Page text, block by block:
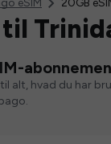
eSIM 20GB
til
alt, hvad du har